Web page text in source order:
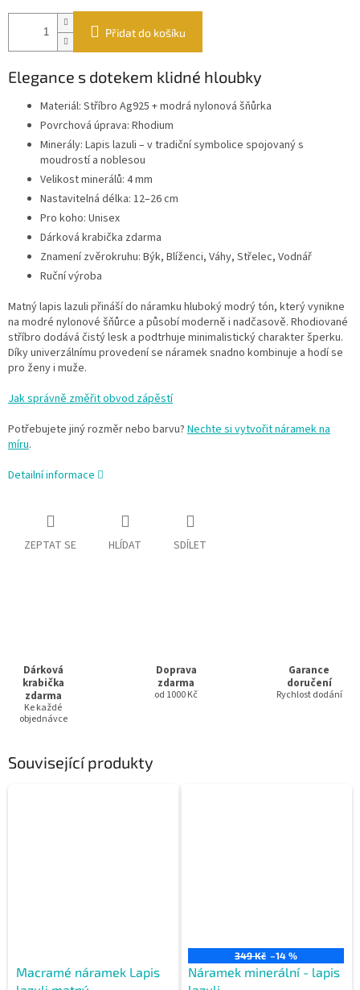
Přidat do košíku
Elegance s dotekem klidné hloubky
Materiál: Stříbro Ag925 + modrá nylonová šňůrka
Povrchová úprava: Rhodium
Minerály: Lapis lazuli – v tradiční symbolice spojovaný s
moudrostí a noblesou
Velikost minerálů: 4 mm
Nastavitelná délka: 12–26 cm
Pro koho: Unisex
Dárková krabička zdarma
Znamení zvěrokruhu: Býk, Blíženci, Váhy, Střelec, Vodnář
Ruční výroba
Matný lapis lazuli přináší do náramku hluboký modrý tón, který vynikne
na modré nylonové šňůrce a působí moderně i nadčasově. Rhodiované
stříbro dodává čistý lesk a podtrhuje minimalistický charakter šperku.
Díky univerzálnímu provedení se náramek snadno kombinuje a hodí se
pro ženy i muže.
Jak správně změřit obvod zápěstí
Potřebujete jiný rozměr nebo barvu? Nechte si vytvořit náramek na
míru.
Detailní informace
ZEPTAT SE HLÍDAT SDÍLET
Dárková
krabička
zdarma
Ke každé
objednávce
Doprava
zdarma
od 1000 Kč
Garance
doručení
Rychlost dodání
Související produkty
Macramé náramek Lapis
349 Kč –14 %
Náramek minerální - lapis